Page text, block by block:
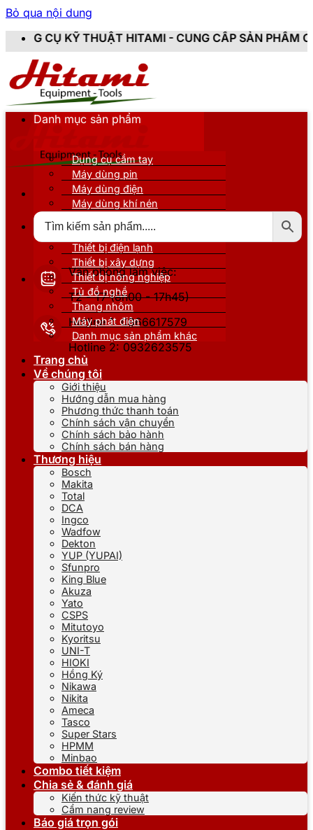
Bỏ qua nội dung
HITAMI - CUNG CẤP SẢN PHẨM CHÍNH HÃNG,
Văn phòng làm việc:
T2 - T7 (8h00 - 17h45)
Hotline 1: 0866617579
Hotline 2: 0932623575
Danh mục sản phẩm
Dụng cụ cầm tay
Máy dùng pin
Máy dùng điện
Máy dùng khí nén
Thiết bị nâng đỡ
Thiết bị điện lạnh
Thiết bị xây dựng
Thiết bị nông nghiệp
Tủ đồ nghề
Thang nhôm
Máy phát điện
Danh mục sản phẩm khác
Trang chủ
Về chúng tôi
Giới thiệu
Hướng dẫn mua hàng
Phương thức thanh toán
Chính sách vận chuyển
Chính sách bảo hành
Chính sách bán hàng
Thương hiệu
Bosch
Makita
Total
DCA
Ingco
Wadfow
Dekton
YUP (YUPAI)
Sfunpro
King Blue
Akuza
Yato
CSPS
Mitutoyo
Kyoritsu
UNI-T
HIOKI
Hồng Ký
Nikawa
Nikita
Ameca
Tasco
Super Stars
HPMM
Minbao
Combo tiết kiệm
Chia sẻ & đánh giá
Kiến thức kỹ thuật
Cẩm nang review
Báo giá trọn gói